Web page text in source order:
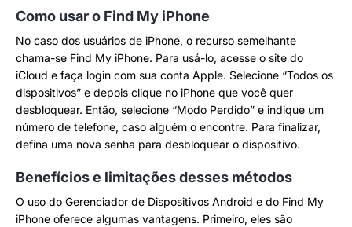
Como usar o Find My iPhone
No caso dos usuários de iPhone, o recurso semelhante
chama-se Find My iPhone. Para usá-lo, acesse o site do
iCloud e faça login com sua conta Apple. Selecione “Todos os
dispositivos” e depois clique no iPhone que você quer
desbloquear. Então, selecione “Modo Perdido” e indique um
número de telefone, caso alguém o encontre. Para finalizar,
defina uma nova senha para desbloquear o dispositivo.
Benefícios e limitações desses métodos
O uso do Gerenciador de Dispositivos Android e do Find My
iPhone oferece algumas vantagens. Primeiro, eles são